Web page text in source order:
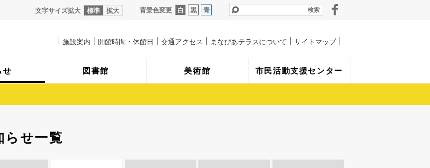
文字サイズ拡大 標準 拡大 背景色変更 白 黒 青
せ 図書館 美術館 市民活動支援センター
施設案内 開館時間・休館日 交通アクセス まなびあテラスについて サイトマップ
らせ一覧